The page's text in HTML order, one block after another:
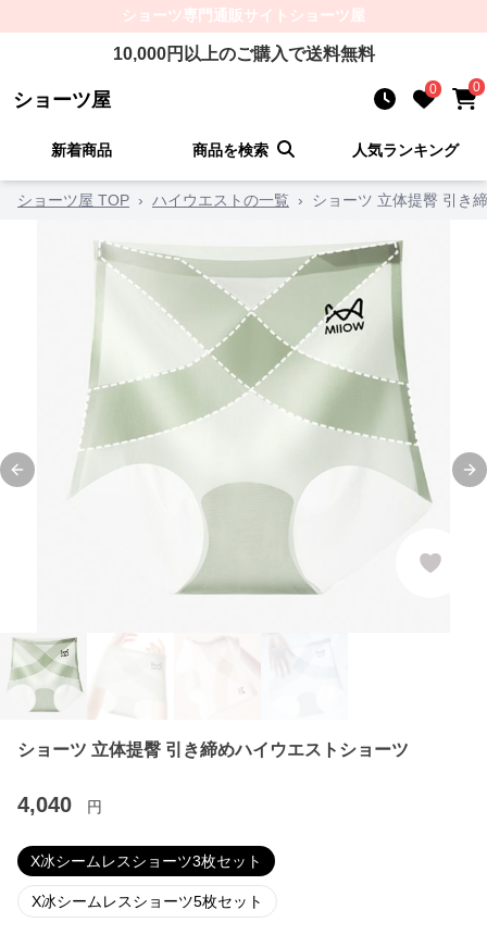
ショーツ専門通販サイト ショーツ屋
10,000円以上のご購入で送料無料
ショーツ屋 0 0
新着商品 商品を検索 人気ランキング
ショーツ屋 TOP › ハイウエストの一覧 › ショーツ 立体提臀 引き
Previous slide
ショーツ 立体提臀 引き締めハイウエストショーツ
4,040 円
X冰シームレスショーツ3枚セット
X冰シームレスショーツ5枚セット